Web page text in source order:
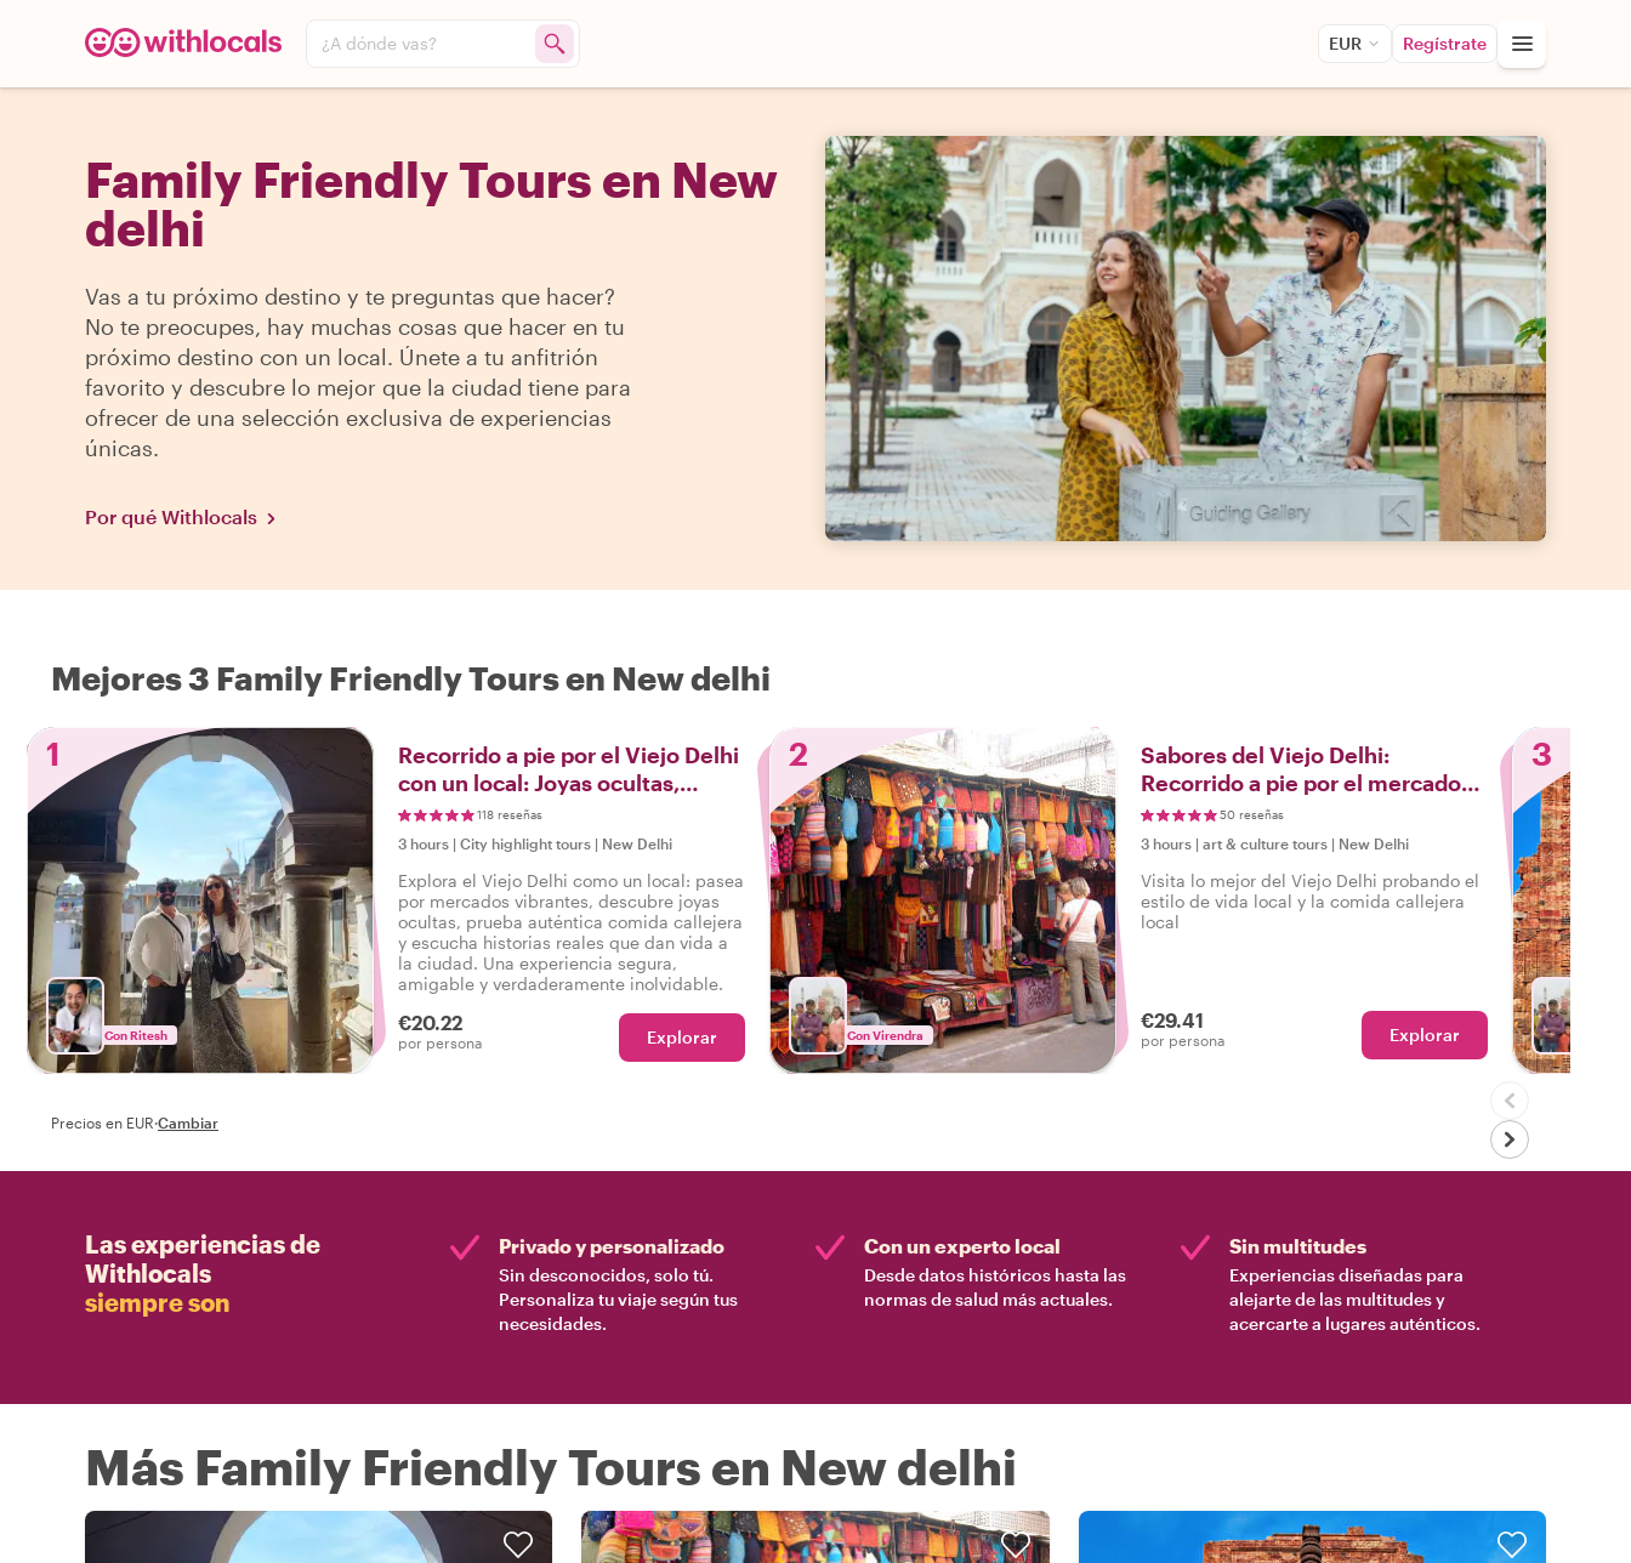
¿A dónde vas? EUR Regístrate
Family Friendly Tours en New
delhi
Vas a tu próximo destino y te preguntas que hacer?
No te preocupes, hay muchas cosas que hacer en tu
próximo destino con un local. Únete a tu anfitrión
favorito y descubre lo mejor que la ciudad tiene para
ofrecer de una selección exclusiva de experiencias
únicas.
Por qué Withlocals
Mejores 3 Family Friendly Tours en New delhi
1
Con Ritesh
Recorrido a pie por el Viejo Delhi
con un local: Joyas ocultas,
comida callejera y cultura
118 reseñas
3 hours | City highlight tours | New Delhi
Explora el Viejo Delhi como un local: pasea
por mercados vibrantes, descubre joyas
ocultas, prueba auténtica comida callejera
y escucha historias reales que dan vida a
la ciudad. Una experiencia segura,
amigable y verdaderamente inolvidable.
€20.22
por persona Explorar
2
Con Virendra
Sabores del Viejo Delhi:
Recorrido a pie por el mercado
de especias
50 reseñas
3 hours | art & culture tours | New Delhi
Visita lo mejor del Viejo Delhi probando el
estilo de vida local y la comida callejera
local
€29.41
por persona Explorar
3
Precios en EUR·Cambiar
Las experiencias de
Withlocals
siempre son
Privado y personalizado
Sin desconocidos, solo tú.
Personaliza tu viaje según tus
necesidades.
Con un experto local
Desde datos históricos hasta las
normas de salud más actuales.
Sin multitudes
Experiencias diseñadas para
alejarte de las multitudes y
acercarte a lugares auténticos.
Más Family Friendly Tours en New delhi